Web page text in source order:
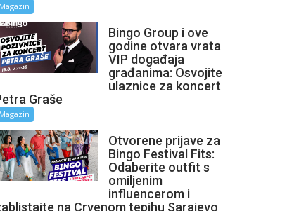
Magazin
Bingo Group i ove
godine otvara vrata
VIP događaja
građanima: Osvojite
ulaznice za koncert
Graše
Magazin
Otvorene prijave za
Bingo Festival Fits:
Odaberite outfit s
omiljenim
influencerom i
na Crvenom tepihu Sarajevo